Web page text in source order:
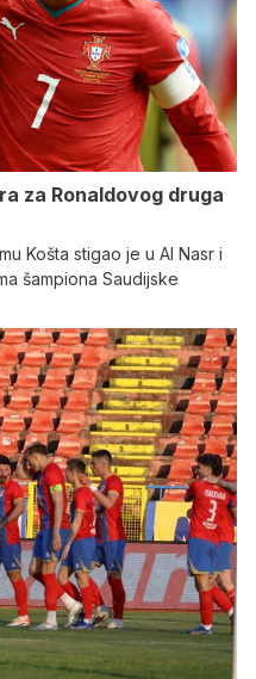
za Ronaldovog druga
Košta stigao je u Al Nasr i
šampiona Saudijske